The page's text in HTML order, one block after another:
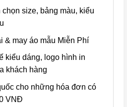
size, bảng màu, kiểu
& may áo mẫu Miễn Phí
kiểu dáng, logo hình in
khách hàng
cho những hóa đơn có
VNĐ